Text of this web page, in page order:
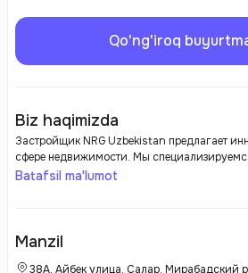
Qo'ng'iroq
Biz haqimizda
Застройщик NRG Uzbekistan предлагает
сфере недвижимости. Мы
современных жилых комплексов и
удовлетворить потребности клиентов и
Batafsil ma'lumot
Manzil
38А, Айбек улица, Салар, Мирабадский